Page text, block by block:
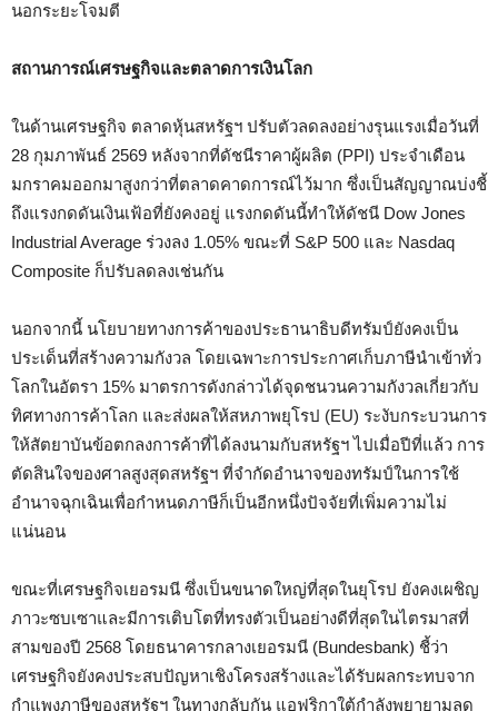
นอกระยะโจมตี
สถานการณ์เศรษฐกิจและตลาดการเงินโลก
ในด้านเศรษฐกิจ ตลาดหุ้นสหรัฐฯ ปรับตัวลดลงอย่างรุนแรงเมื่อวันที่
28 กุมภาพันธ์ 2569 หลังจากที่ดัชนีราคาผู้ผลิต (PPI) ประจำเดือน
มกราคมออกมาสูงกว่าที่ตลาดคาดการณ์ไว้มาก ซึ่งเป็นสัญญาณบ่งชี้
ถึงแรงกดดันเงินเฟ้อที่ยังคงอยู่ แรงกดดันนี้ทำให้ดัชนี Dow Jones
Industrial Average ร่วงลง 1.05% ขณะที่ S&P 500 และ Nasdaq
Composite ก็ปรับลดลงเช่นกัน
นอกจากนี้ นโยบายทางการค้าของประธานาธิบดีทรัมป์ยังคงเป็น
ประเด็นที่สร้างความกังวล โดยเฉพาะการประกาศเก็บภาษีนำเข้าทั่ว
โลกในอัตรา 15% มาตรการดังกล่าวได้จุดชนวนความกังวลเกี่ยวกับ
ทิศทางการค้าโลก และส่งผลให้สหภาพยุโรป (EU) ระงับกระบวนการ
ให้สัตยาบันข้อตกลงการค้าที่ได้ลงนามกับสหรัฐฯ ไปเมื่อปีที่แล้ว การ
ตัดสินใจของศาลสูงสุดสหรัฐฯ ที่จำกัดอำนาจของทรัมป์ในการใช้
อำนาจฉุกเฉินเพื่อกำหนดภาษีก็เป็นอีกหนึ่งปัจจัยที่เพิ่มความไม่
แน่นอน
ขณะที่เศรษฐกิจเยอรมนี ซึ่งเป็นขนาดใหญ่ที่สุดในยุโรป ยังคงเผชิญ
ภาวะซบเซาและมีการเติบโตที่ทรงตัวเป็นอย่างดีที่สุดในไตรมาสที่
สามของปี 2568 โดยธนาคารกลางเยอรมนี (Bundesbank) ชี้ว่า
เศรษฐกิจยังคงประสบปัญหาเชิงโครงสร้างและได้รับผลกระทบจาก
กำแพงภาษีของสหรัฐฯ ในทางกลับกัน แอฟริกาใต้กำลังพยายามลด